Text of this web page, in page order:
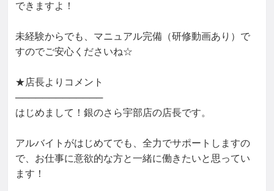
できますよ！
未経験からでも、マニュアル完備（研修動画あり）で
すのでご安心くださいね☆
★店長よりコメント
─────────────
はじめまして！銀のさら宇部店の店長です。
アルバイトがはじめてでも、全力でサポートしますの
で、お仕事に意欲的な方と一緒に働きたいと思ってい
ます！